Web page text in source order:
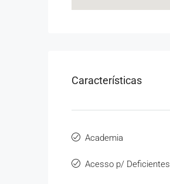
Características
Academia
Acesso p/ Deficientes